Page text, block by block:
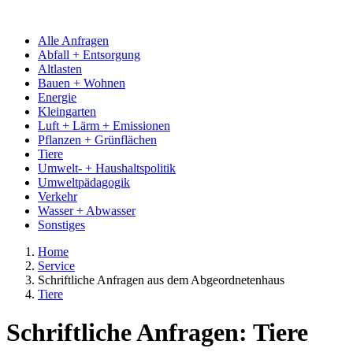
Alle Anfragen
Abfall + Entsorgung
Altlasten
Bauen + Wohnen
Energie
Kleingarten
Luft + Lärm + Emissionen
Pflanzen + Grünflächen
Tiere
Umwelt- + Haushaltspolitik
Umweltpädagogik
Verkehr
Wasser + Abwasser
Sonstiges
Home
Service
Schriftliche Anfragen aus dem Abgeordnetenhaus
Tiere
Schriftliche Anfragen: Tiere